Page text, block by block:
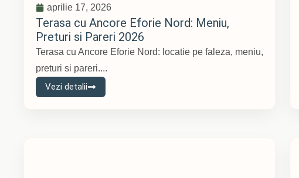
aprilie 17, 2026
Terasa cu Ancore Eforie Nord: Meniu,
Preturi si Pareri 2026
Terasa cu Ancore Eforie Nord: locatie pe faleza, meniu,
preturi si pareri....
Vezi detalii